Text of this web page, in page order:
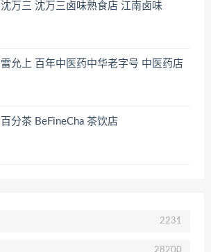
沈万三 沈万三卤味熟食店 江南卤味
雷允上 百年中医药中华老字号 中医药店
百分茶 BeFineCha 茶饮店
2231
28200